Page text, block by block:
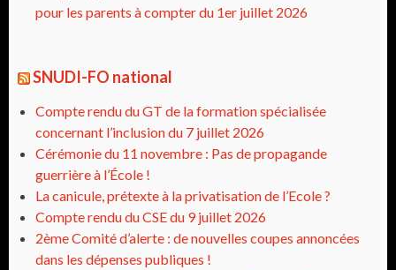
pour les parents à compter du 1er juillet 2026
SNUDI-FO national
Compte rendu du GT de la formation spécialisée
concernant l’inclusion du 7 juillet 2026
Cérémonie du 11 novembre : Pas de propagande
guerrière à l’École !
La canicule, prétexte à la privatisation de l’Ecole ?
Compte rendu du CSE du 9 juillet 2026
2ème Comité d’alerte : de nouvelles coupes annoncées
dans les dépenses publiques !